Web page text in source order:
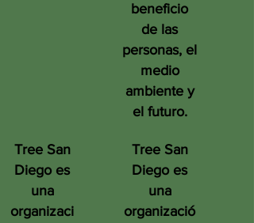
Tree San
Diego es
una
organizaci
beneficio
de las
personas, el
medio
ambiente y
el futuro.
Tree San
Diego es
una
organizació